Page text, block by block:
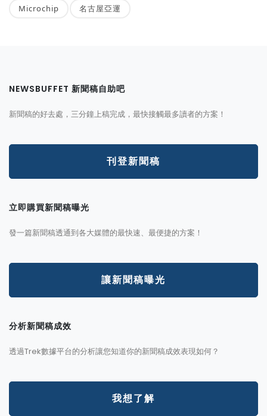
Microchip 名古屋亞運
NEWSBUFFET 新聞稿自助吧
新聞稿的好去處，三分鐘上稿完成，最快接觸最多讀者的方案！
刊登新聞稿
立即購買新聞稿曝光
發一篇新聞稿透通到各大媒體的最快速、最便捷的方案！
讓新聞稿曝光
分析新聞稿成效
透過Trek數據平台的分析讓您知道你的新聞稿成效表現如何？
我想了解